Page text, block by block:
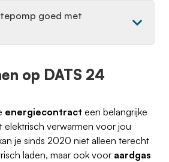
goed met
op DATS 24
energiecontract een belangrijke
elektrisch verwarmen voor jou
je sinds 2020 niet alleen terecht
laden, maar ook voor aardgas